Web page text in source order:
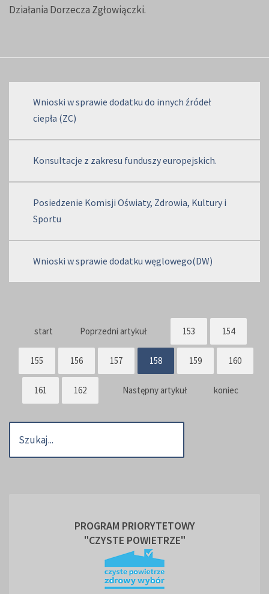
Działania Dorzecza Zgłowiączki.
Wnioski w sprawie dodatku do innych źródeł
ciepła (ZC)
Konsultacje z zakresu funduszy europejskich.
Posiedzenie Komisji Oświaty, Zdrowia, Kultury i
Sportu
Wnioski w sprawie dodatku węglowego(DW)
start Poprzedni artykuł 153 154
155 156 157 158 159 160
161 162 Następny artykuł koniec
PROGRAM PRIORYTETOWY
"CZYSTE POWIETRZE"